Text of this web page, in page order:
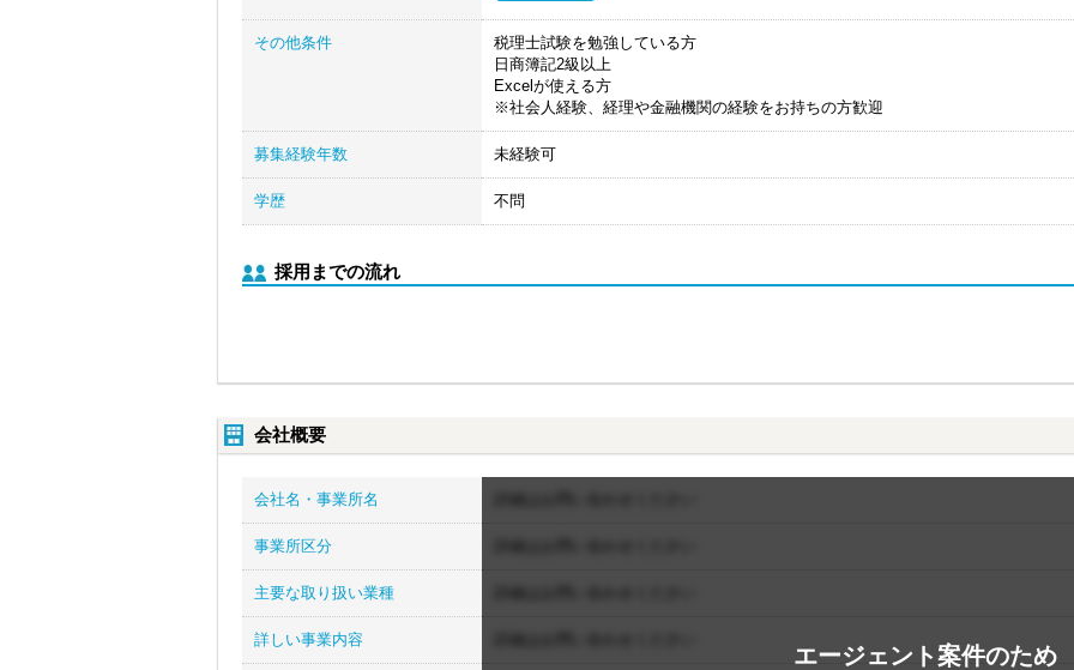
その他条件
税理士試験を勉強している方
日商簿記2級以上
Excelが使える方
※社会人経験、経理や金融機関の経験をお持ちの方歓迎
募集経験年数 未経験可
学歴 不問
採用までの流れ
会社概要
エージェント案件のため
会社名・事業所名
事業所区分
主要な取り扱い業種
詳しい事業内容